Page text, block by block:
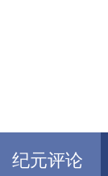
纪元评论